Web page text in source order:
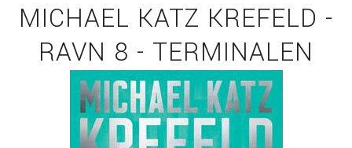
MICHAEL KATZ KREFELD -
RAVN 8 - TERMINALEN